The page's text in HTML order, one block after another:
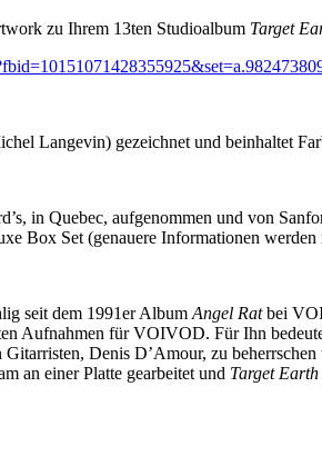
zu Ihrem 13ten Studioalbum Target
Langevin) gezeichnet und beinhaltet
in Quebec, aufgenommen und von
Box Set (genauere Informationen
seit dem 1991er Album Angel Ratbei
Aufnahmen für VOIVOD. Für Ihn
Denis D’Amour, zu
an einer Platte gearbeitet und Target Earth